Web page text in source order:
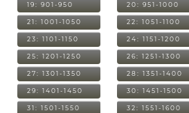
19: 901-950 20: 951-1000
21: 1001-1050 22: 1051-1100
23: 1101-1150 24: 1151-1200
25: 1201-1250 26: 1251-1300
27: 1301-1350 28: 1351-1400
29: 1401-1450 30: 1451-1500
31: 1501-1550 32: 1551-1600